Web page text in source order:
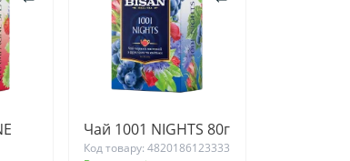
Чай 1001 NIGHTS 80г
Код товару: 4820186123333